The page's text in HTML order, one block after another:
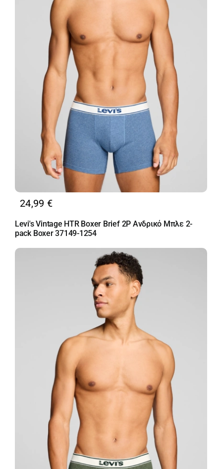
24,99 €
Levi's Vintage HTR Boxer Brief 2P Ανδρικό Μπλε 2-
pack Boxer 37149-1254